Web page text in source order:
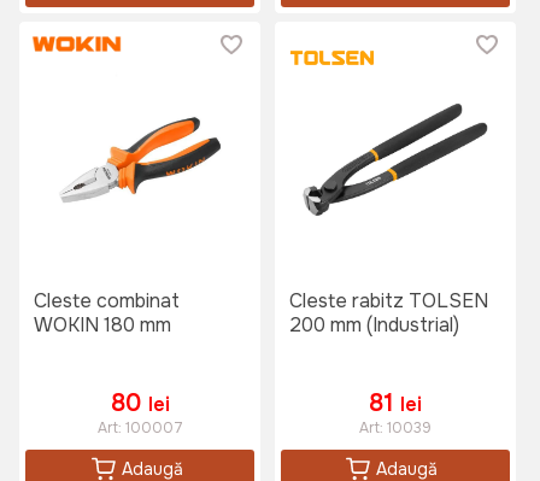
Cleste combinat
WOKIN 180 mm
80 lei
Art: 100007
Adaugă
Cleste rabitz TOLSEN
200 mm (Industrial)
81 lei
Art: 10039
Adaugă